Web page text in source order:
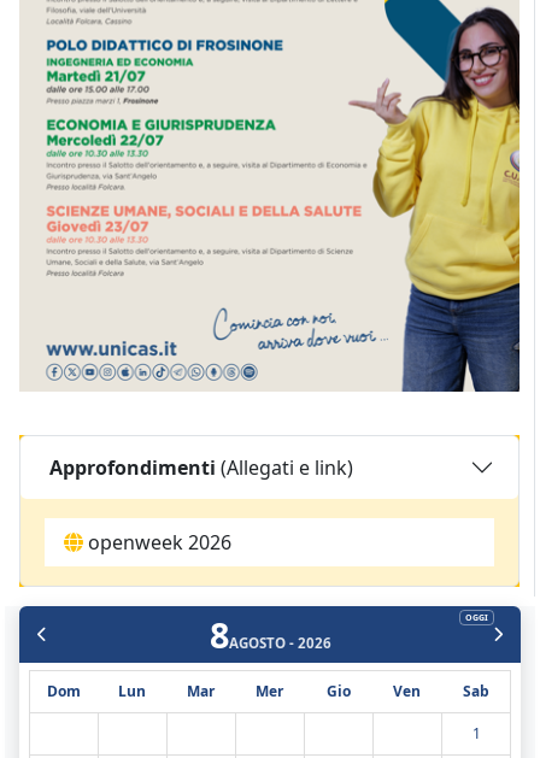
Approfondimenti (Allegati e link)
openweek 2026
OGGI
8AGOSTO - 2026
Dom Lun Mar Mer Gio Ven Sab
1